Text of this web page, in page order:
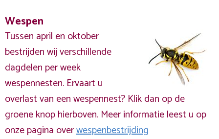
Wespen
Tussen april en oktober
bestrijden wij verschillende
dagdelen per week
wespennesten. Ervaart u
overlast van een wespennest? Klik dan op de
groene knop hierboven. Meer informatie leest u op
onze pagina overwespenbestrijding